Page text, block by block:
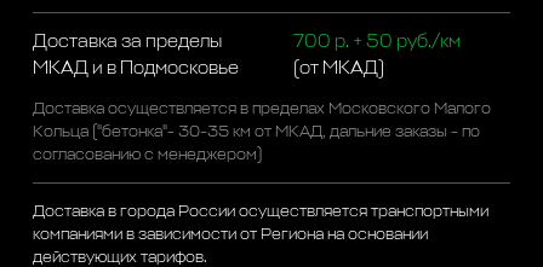
Доставка за пределы
МКАД и в Подмосковье
700 р. + 50 руб./км
(от МКАД)
Доставка осуществляется в пределах Московского Малого
Кольца ("бетонка"- 30-35 км от МКАД, дальние заказы - по
согласованию с менеджером)
Доставка в города России осуществляется транспортными
компаниями в зависимости от Региона на основании
действующих тарифов.